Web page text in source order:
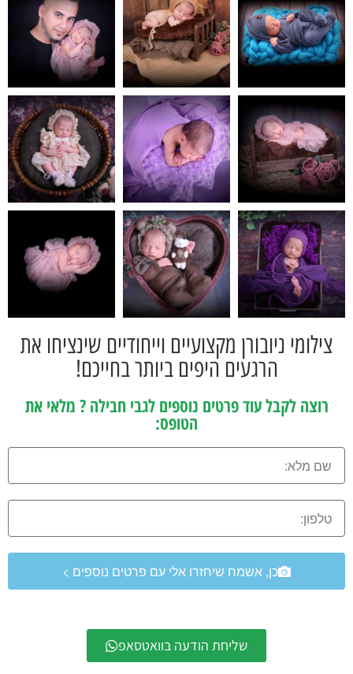
צילומי ניובורן מקצועיים וייחודיים שינציחו את
הרגעים היפים ביותר בחייכם!
רוצה לקבל עוד פרטים נוספים לגבי חבילה ? מלאי את
הטופס:
כן, אשמח שיחזרו אלי עם פרטים נוספים >
שליחת הודעה בוואטסאפ